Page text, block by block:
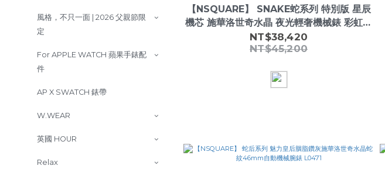
風格，不只一面 | 2026 父親節限
定
For APPLE WATCH 蘋果手錶配
件
AP X SWATCH 錶帶
W.WEAR
英國 HOUR
Relax
【NSQUARE】 SNAKE蛇系列 特別版 星辰
機芯 施華洛世奇水晶 夜光輕奢機械錶 彩虹玫
瑰金 N51.9
NT$38,420
NT$45,200